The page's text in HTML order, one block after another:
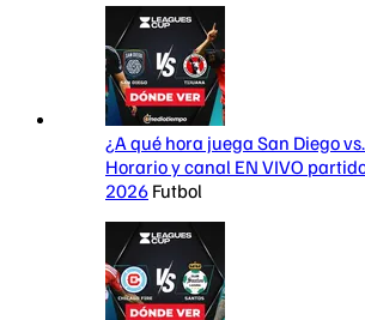
¿A qué hora juega San Diego
Horario y canal EN VIVO
2026 Futbol